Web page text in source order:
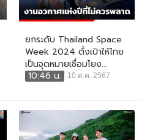
ยกระดับ Thailand Space
Week 2024 ตั้งเป้าให้ไทย
เป็นจุดหมายเชื่อมโยง...
10:46 น.
10 ต.ค. 2567